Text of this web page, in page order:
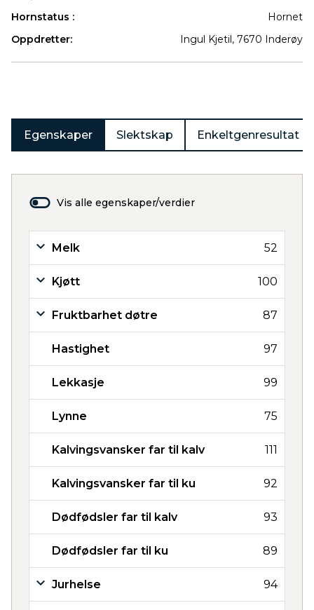
Hornstatus :
Hornet
Oppdretter:
Ingul Kjetil, 7670 Inderøy
Egenskaper Slektskap Enkeltgenresultat
Vis alle egenskaper/verdier
Melk 52
Kjøtt 100
Fruktbarhet døtre 87
Hastighet 97
Lekkasje 99
Lynne 75
Kalvingsvansker far til kalv 111
Kalvingsvansker far til ku 92
Dødfødsler far til kalv 93
Dødfødsler far til ku 89
Jurhelse 94